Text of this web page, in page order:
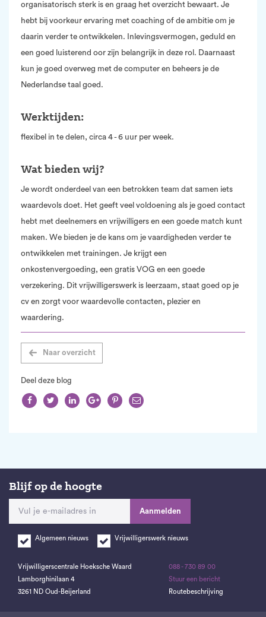
organisatorisch sterk is en graag het overzicht bewaart. Je
hebt bij voorkeur ervaring met coaching of de ambitie om je
daarin verder te ontwikkelen. Inlevingsvermogen, geduld en
een goed luisterend oor zijn belangrijk in deze rol. Daarnaast
kun je goed overweg met de computer en beheers je de
Nederlandse taal goed.
Werktijden:
flexibel in te delen, circa 4 - 6 uur per week.
Wat bieden wij?
Je wordt onderdeel van een betrokken team dat samen iets
waardevols doet. Het geeft veel voldoening als je goed contact
hebt met deelnemers en vrijwilligers en een goede match kunt
maken. We bieden je de kans om je vaardigheden verder te
ontwikkelen met trainingen. Je krijgt een
onkostenvergoeding, een gratis VOG en een goede
verzekering. Dit vrijwilligerswerk is leerzaam, staat goed op je
cv en zorgt voor waardevolle contacten, plezier en
waardering.
Naar overzicht
Deel deze blog
     
Blijf op de hoogte
Aanmelden
Algemeen nieuws Vrijwilligerswerk nieuws
Vrijwilligerscentrale Hoeksche Waard
Lamborghinilaan 4
3261 ND Oud-Beijerland
088 - 730 89 00
Stuur een bericht
Routebeschrijving